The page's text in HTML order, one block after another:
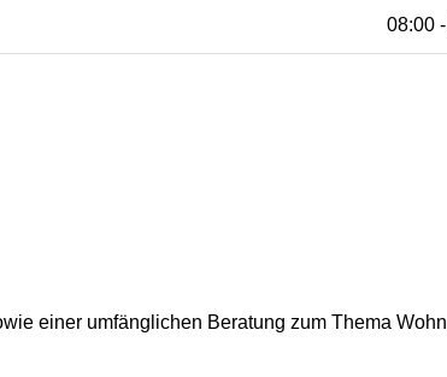
08:00
einer umfänglichen Beratung zum Thema